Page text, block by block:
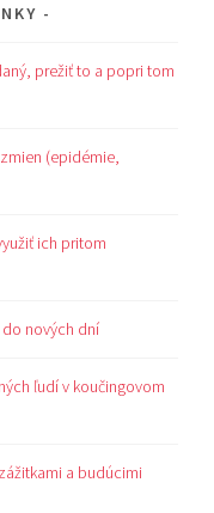
prežiť to a popri tom
(epidémie,
ich pritom
nových dní
ľudí v koučingovom
a budúcimi